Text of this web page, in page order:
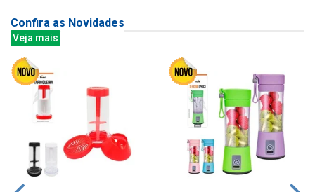
Confira as Novidades
Veja mais